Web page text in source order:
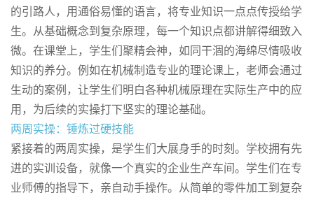
的引路人，用通俗易懂的语言，将专业知识一点点传授给学
生。从基础概念到复杂原理，每一个知识点都讲解得细致入
微。在课堂上，学生们聚精会神，如同干涸的海绵尽情吸收
知识的养分。例如在机械制造专业的理论课上，老师会通过
生动的案例，让学生们明白各种机械原理在实际生产中的应
用，为后续的实操打下坚实的理论基础。
两周实操：锤炼过硬技能
紧接着的两周实操，是学生们大展身手的时刻。学校拥有先
进的实训设备，就像一个真实的企业生产车间。学生们在专
业师傅的指导下，亲自动手操作。从简单的零件加工到复杂